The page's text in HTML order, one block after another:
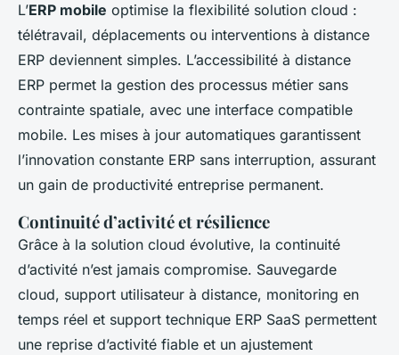
L’ERP mobile optimise la flexibilité solution cloud :
télétravail, déplacements ou interventions à distance
ERP deviennent simples. L’accessibilité à distance
ERP permet la gestion des processus métier sans
contrainte spatiale, avec une interface compatible
mobile. Les mises à jour automatiques garantissent
l’innovation constante ERP sans interruption, assurant
un gain de productivité entreprise permanent.
Continuité d’activité et résilience
Grâce à la solution cloud évolutive, la continuité
d’activité n’est jamais compromise. Sauvegarde
cloud, support utilisateur à distance, monitoring en
temps réel et support technique ERP SaaS permettent
une reprise d’activité fiable et un ajustement